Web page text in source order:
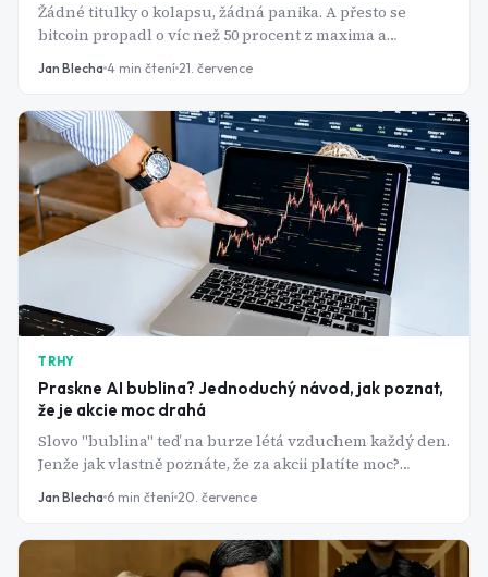
Žádné titulky o kolapsu, žádná panika. A přesto se
bitcoin propadl o víc než 50 procent z maxima a
instituce z něj stahují miliardy. Co se stalo s "digitálním
Jan Blecha 4 min čtení 21. července
TRHY
Praskne AI bublina? Jednoduchý návod, jak poznat,
že je akcie moc drahá
Slovo "bublina" teď na burze létá vzduchem každý den.
Jenže jak vlastně poznáte, že za akcii platíte moc?
Vysvětlíme to na živém příkladu, který zrovna teď hýbe
Jan Blecha 6 min čtení 20. července